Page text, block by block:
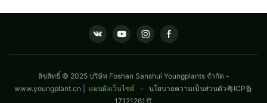
ลิขสิทธิ์ © 2025 บริษัท Foshan Sanshui Youngplants จำกัด -
www.youngplant.cn
แผนผังเว็บไซต์ - นโยบายความเป็นส่วนตัว粤ICP备
17121261号